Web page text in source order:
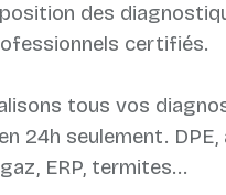
des
certifiés.
tous vos
24h seulement. DPE,